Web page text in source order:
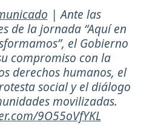
| Ante las
de la jornada “Aquí en
el Gobierno
compromiso con la
derechos humanos, el
social y el diálogo
movilizadas.
9O55oVfYKL